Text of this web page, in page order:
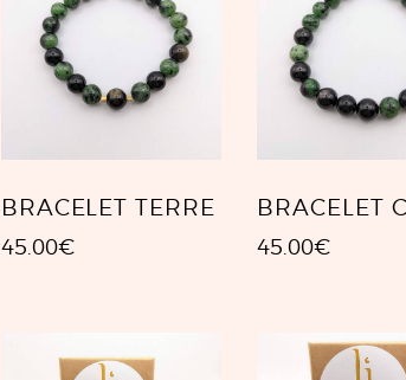
BRACELET TERRE
45.00€
BRACELET
45.00€